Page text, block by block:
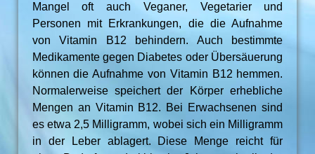
Mangel oft auch Veganer, Vegetarier und
Personen mit Erkrankungen, die die Aufnahme
von Vitamin B12 behindern. Auch bestimmte
Medikamente gegen Diabetes oder Übersäuerung
können die Aufnahme von Vitamin B12 hemmen.
Normalerweise speichert der Körper erhebliche
Mengen an Vitamin B12. Bei Erwachsenen sind
es etwa 2,5 Milligramm, wobei sich ein Milligramm
in der Leber ablagert. Diese Menge reicht für